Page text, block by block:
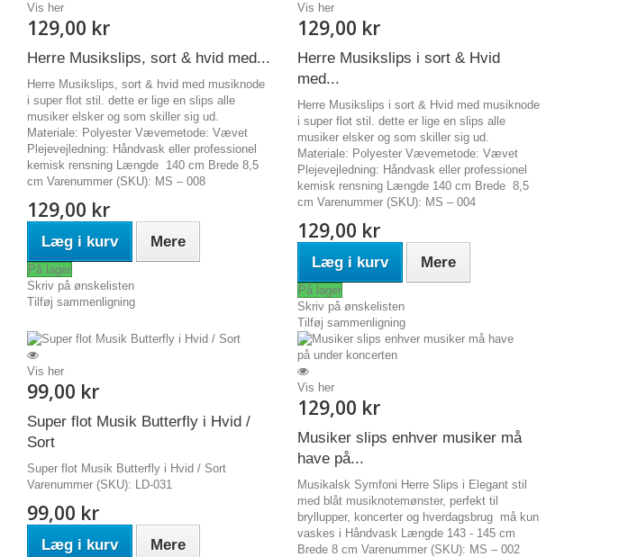
Vis her
129,00 kr
Herre Musikslips, sort & hvid med...
Herre Musikslips, sort & hvid med musiknode
i super flot stil. dette er lige en slips alle
musiker elsker og som skiller sig ud.
Materiale: Polyester Vævemetode: Vævet
Plejevejledning: Håndvask eller professionel
kemisk rensning Længde 140 cm Brede 8,5
cm Varenummer (SKU): MS – 008
129,00 kr
Læg i kurv Mere
På lager
Skriv på ønskelisten
Tilføj sammenligning
Vis her
129,00 kr
Herre Musikslips i sort & Hvid
med...
Herre Musikslips i sort & Hvid med musiknode
i super flot stil. dette er lige en slips alle
musiker elsker og som skiller sig ud.
Materiale: Polyester Vævemetode: Vævet
Plejevejledning: Håndvask eller professionel
kemisk rensning Længde 140 cm Brede 8,5
cm Varenummer (SKU): MS – 004
129,00 kr
Læg i kurv Mere
På lager
Skriv på ønskelisten
Tilføj sammenligning
Vis her
99,00 kr
Super flot Musik Butterfly i Hvid /
Sort
Super flot Musik Butterfly i Hvid / Sort
Varenummer (SKU): LD-031
99,00 kr
Læg i kurv Mere
Vis her
129,00 kr
Musiker slips enhver musiker må
have på...
Musikalsk Symfoni Herre Slips i Elegant stil
med blåt musiknotemønster, perfekt til
bryllupper, koncerter og hverdagsbrug må kun
vaskes i Håndvask Længde 143 - 145 cm
Brede 8 cm Varenummer (SKU): MS – 002